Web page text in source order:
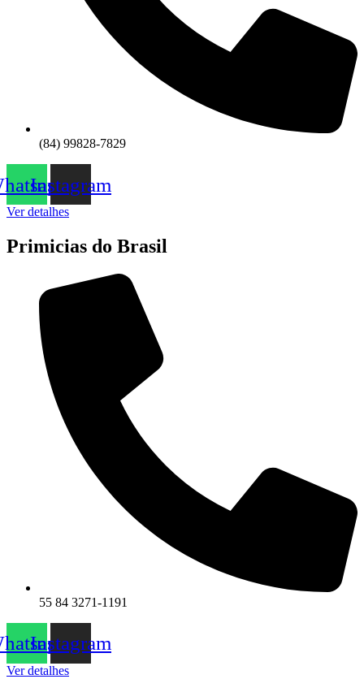
(84) 99828-7829
Instagram
Ver detalhes
Primicias do Brasil
55 84 3271-1191
Instagram
Ver detalhes